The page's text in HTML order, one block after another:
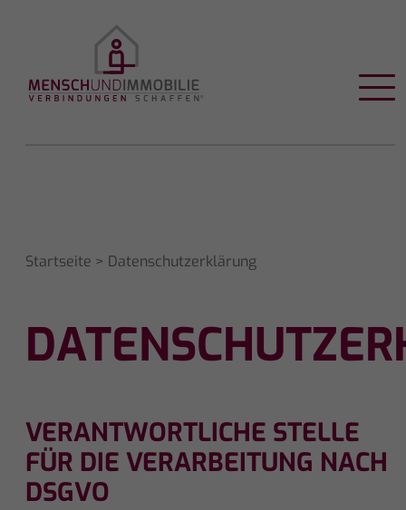
Startseite > Datenschutzerklärung
VERANTWORTLICHE STELLE
FÜR DIE VERARBEITUNG NACH
DSGVO